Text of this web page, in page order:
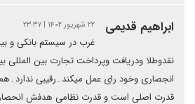
ابراهیم قدیمی ۲۲ شهریور ۱۴۰۲ | ۲۳:۳۷
غرب در سیستم بانکی و
نقدوطلا ودریافت وپرداخت تجارت بین
انجصاری وخود رای عمل میکند۔رقیبی
قدرت اصلی است و قدرت نظامی هدفش انحصار